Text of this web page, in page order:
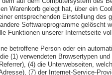
Warenkorb gelegt hat, über ein
entsprechenden Einstellung
Softwareprogramme
Funktionen unserer Internetseite
betroffene Person oder ein
(1) verwendeten Browsertypen
(4) die Unterwebseiten,
(7) der Internet-Service-